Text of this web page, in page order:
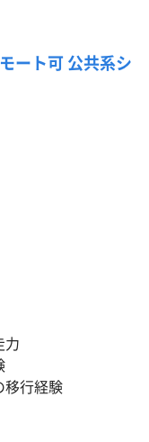
ート可 公共系シ
力
移行経験